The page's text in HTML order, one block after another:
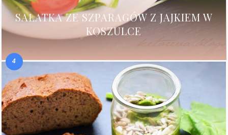
SAŁATKA ZE SZPARAGÓW Z JAJKIEM W
KOSZULCE